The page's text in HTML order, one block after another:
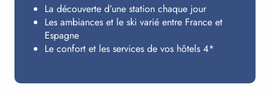
BUDGET
La découverte d’une station chaque jour
Les ambiances et le ski varié entre France et
Espagne
Le confort et les services de vos hôtels 4*